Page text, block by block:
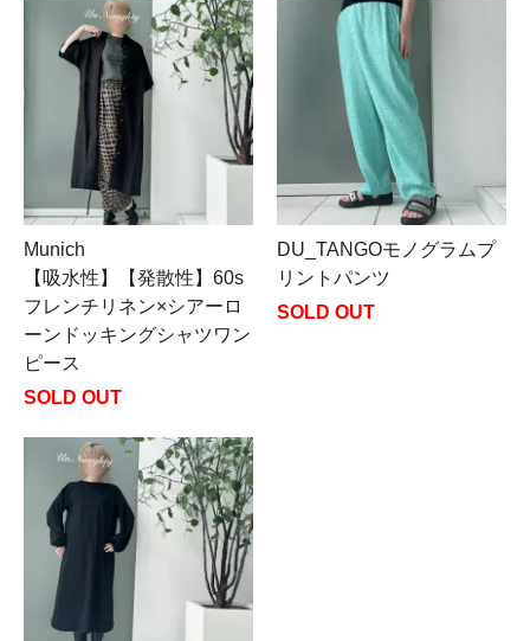
Munich
【吸水性】【発散性】60s
フレンチリネン×シアーロ
ーンドッキングシャツワン
ピース
SOLD OUT
DU_TANGOモノグラムプ
リントパンツ
SOLD OUT